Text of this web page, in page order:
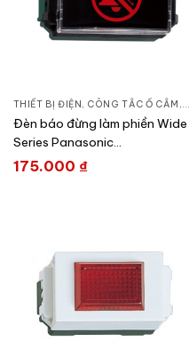
THIẾT BỊ ĐIỆN, CÔNG TẮC Ổ CẮM ,
Đèn báo đừng làm phiền Wide
Series Panasonic
WEG3032R-021
175.000 ₫